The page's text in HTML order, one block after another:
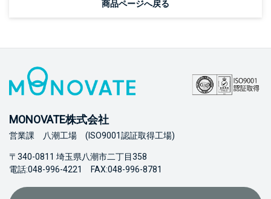
MONOVATE株式会社
営業課 八潮工場 (ISO9001認証取得工場)
〒340-0811 埼玉県八潮市二丁目358
電話:048-996-4221 FAX:048-996-8781